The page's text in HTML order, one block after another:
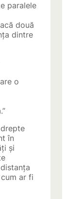
paralele
două
dintre
o
în
și
ar fi